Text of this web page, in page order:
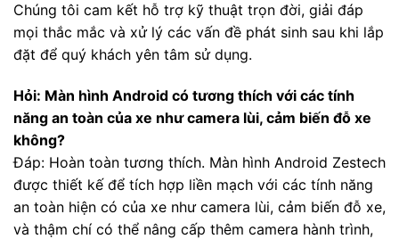
Chúng tôi cam kết hỗ trợ kỹ thuật trọn đời, giải đáp
mọi thắc mắc và xử lý các vấn đề phát sinh sau khi lắp
đặt để quý khách yên tâm sử dụng.
Hỏi: Màn hình Android có tương thích với các tính
năng an toàn của xe như camera lùi, cảm biến đỗ xe
không?
Đáp: Hoàn toàn tương thích. Màn hình Android Zestech
được thiết kế để tích hợp liền mạch với các tính năng
an toàn hiện có của xe như camera lùi, cảm biến đỗ xe,
và thậm chí có thể nâng cấp thêm camera hành trình,